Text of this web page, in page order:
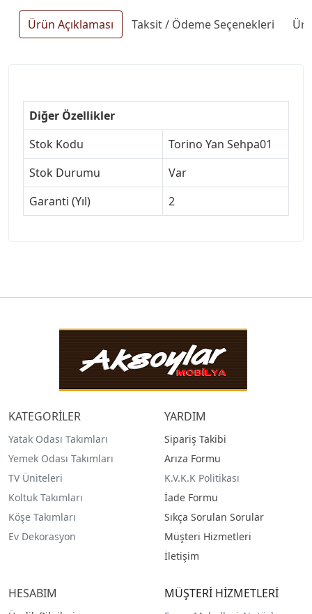
Ürün Açıklaması Taksit / Ödeme Seçenekleri
Diğer Özellikler
Stok Kodu
Torino Yan Sehpa01
Stok Durumu
Var
Garanti (Yıl)
2
KATEGORİLER
Yatak Odası Takımları
Yemek Odası Takımları
TV Üniteleri
Koltuk Takımları
Köşe Takımları
Ev Dekorasyon
YARDIM
Sipariş Takibi
Arıza Formu
K.V.K.K Politikası
İade Formu
Sıkça Sorulan Sorular
Müşteri Hizmetleri
İletişim
HESABIM MÜŞTERİ HİZMETLERİ